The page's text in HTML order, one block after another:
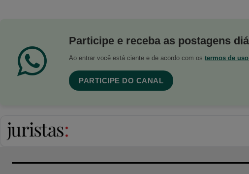
Participe e receba as postagens
Ao entrar você está ciente e de acordo com os termos de uso
PARTICIPE DO CANAL